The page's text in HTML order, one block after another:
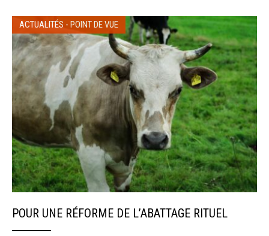
ACTUALITÉS - POINT DE VUE
POUR UNE RÉFORME DE L’ABATTAGE RITUEL